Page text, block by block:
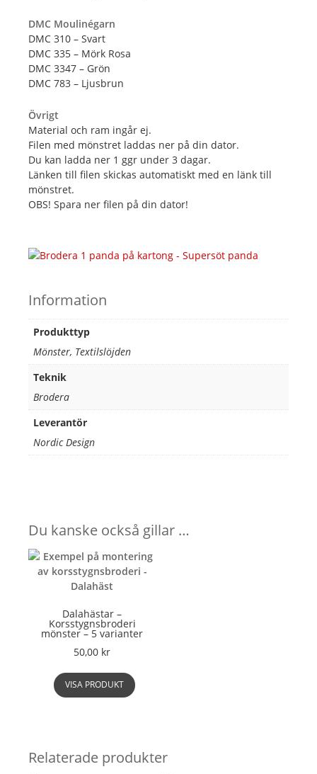
DMC Moulinégarn
DMC 310 – Svart
DMC 335 – Mörk Rosa
DMC 3347 – Grön
DMC 783 – Ljusbrun
Övrigt
Material och ram ingår ej.
Filen med mönstret laddas ner på din dator.
Du kan ladda ner 1 ggr under 3 dagar.
Länken till filen skickas automatiskt med en länk till
mönstret.
OBS! Spara ner filen på din dator!
Information
Produkttyp
Mönster, Textilslöjden
Teknik
Brodera
Leverantör
Nordic Design
Du kanske också gillar …
Dalahästar –
Korsstygnsbroderi
mönster – 5 varianter
50,00 kr
VISA PRODUKT
här
De
Relaterade produkter